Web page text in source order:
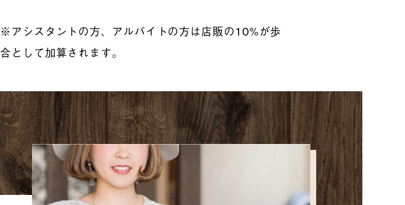
※アシスタントの方、アルバイトの方は店販の10%が歩
合として加算されます。